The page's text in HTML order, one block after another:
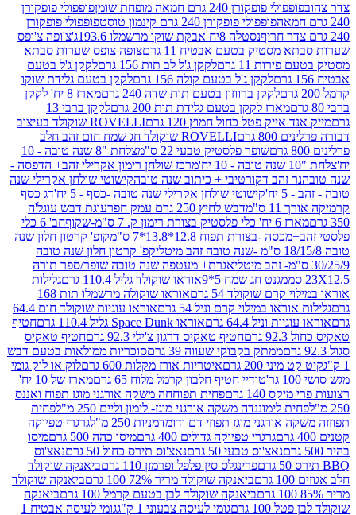
פופקורן 240 גרם חמאה מופחת שומן
פופפולי פופקורן
פופפולי פופקורן 240 גרם קינמון טוסט
פופפולי פופקורן
נסטלה 8יח אבקת שוקו מרשמלו 193.6ג'
צ'ופה צ'ופס
מסטיק בטעם אבטיח 11 גרם
צופה צופס שערות סבתא
11 גרם
לקקן ג'ל לב תות 156 גרם
לקקן ג'ל בטעם
לקקן ג'ל בטעם קולה 156 גרם
לקקן בטעם גלידת שוקו
לקקן ברווזון בטעם תות שדה 240 גרם
מארז 8 יח' לקקן
מארז לקקן בטעם גלידת תות 200 גרם
לקקן ברבי 13
אייק פטל כחול חמוץ 120 גרם
ROVELLI שוקולד בעיצוב
גרם
ROVELLI שוקולד חג שמח חום זהב חלב
שופר פלסטיק טבעי 22 ס"מ
צלחת "8 שנה טובה - 10
מרכז שולחן רימון אקרילי זהב+ הדפסה -
זהב דקורטיבי + כיתוב שנה טובהקישוטי שולחן אקרילי שנה
קישוטי שולחן אקרילי שנה טובה -כסף - 5 יח'
דג כסף
ס"מ
דבש לחיץ 250 גרם עמק חפר
עוגת דבש עוגל'ה
בצורת רימון ק. 7 ס"מ-שקוף
חב' 6 כלי
-בצורת תפוח 12.8*13.8*7 ס"מ
קופ' קרטון חלון שנה
קפ' קרטון חלון שנה טובה
אגרת+ מעטפה שנה טובה שופר/ספר תורה
מגנט חג שמח 5*9
אוראו שוקולד גליל 110.4 גרם
גלילות
קרם שוקולד 54 גרם
אוראו שוקולה מרשמלו תות 168
במילוי קרם וניל 54 גרם
אוראו עוגיות שוקולד חום 64.4
וניל 64.4 גרם
אוראו Space Dunk גליל 110.4 גרם
חטיף
חטיף טאקיס דרגון צ'ילי 92.3 גרם
חטיף טאקיס
ממתק בקבוקי שעווה 39 גרם
סוכריות ממולאות בטעם דבש
200 גרם
איטריות אורז מקלות 600 גרם
לוק או לוק גומי
טודיי חטיף חלבון קרמל מלוח 65 גרם
מארז של 10 יח'
140 גרם
פחית תפוחחה משקה אורגני מוגז תפוח ואננס
לימוננדה משקה אורגני מוגז- לימון וליים 250 מ"ל
פחית
מוגז תפוזי דם ודומדמניות 250 מ"ל
גרגרי טפיוקה
גרגרי טפיוקה גדולים 400 גרם
מיסו כהה 500 גרם
מיסו
נאצ'וס טבעי 50 גרם
נאצ'וס תירס כחול 50 גרם
נאצ'וס
פרינגלס סין פלפל ופרמזן 110 גרם
ביאנקה שוקולד
ביאנקה שוקולד מריר 72% 100 גרם
ביאנקה שוקולד
ביאנקה שוקולד לבן בטעם קרמל 100 גרם
ביאנקה
גרם
גומי לעיסה צבעוני 1 ק"ג גומי לעיסה אבטיח 1